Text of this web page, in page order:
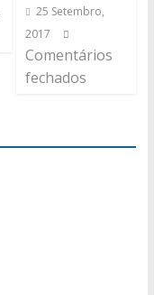
25 Setembro,
2017
Comentários
fechados